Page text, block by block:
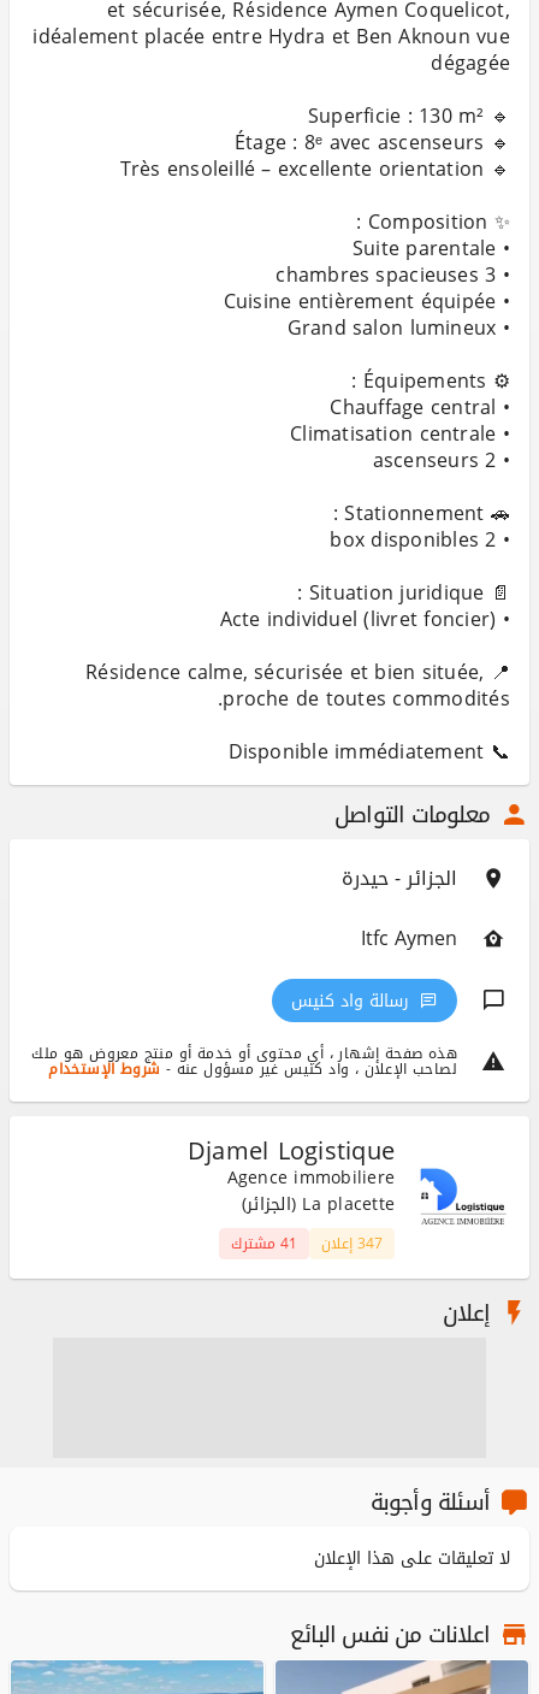
et sécurisée, Résidence Aymen Coquelicot,
idéalement placée entre Hydra et Ben Aknoun vue
📍 Résidence calme, sécurisée et bien située,
📞 Disponible immédiatement
معلومات التواصل
الجزائر - حيدرة
Itfc Aymen
رسالة واد كنيس
هذه صفحة إشهار ، أي محتوى أو خدمة أو منتج معروض هو ملك
لصاحب الإعلان ، واد كنيس غير مسؤول عنه - شروط الإستخدام
Djamel Logistique
Agence immobiliere
La placette (الجزائر)
347 إعلان 41 مشترك
إعلان
أسئلة وأجوبة
لا تعليقات على هذا الإعلان
اعلانات من نفس البائع